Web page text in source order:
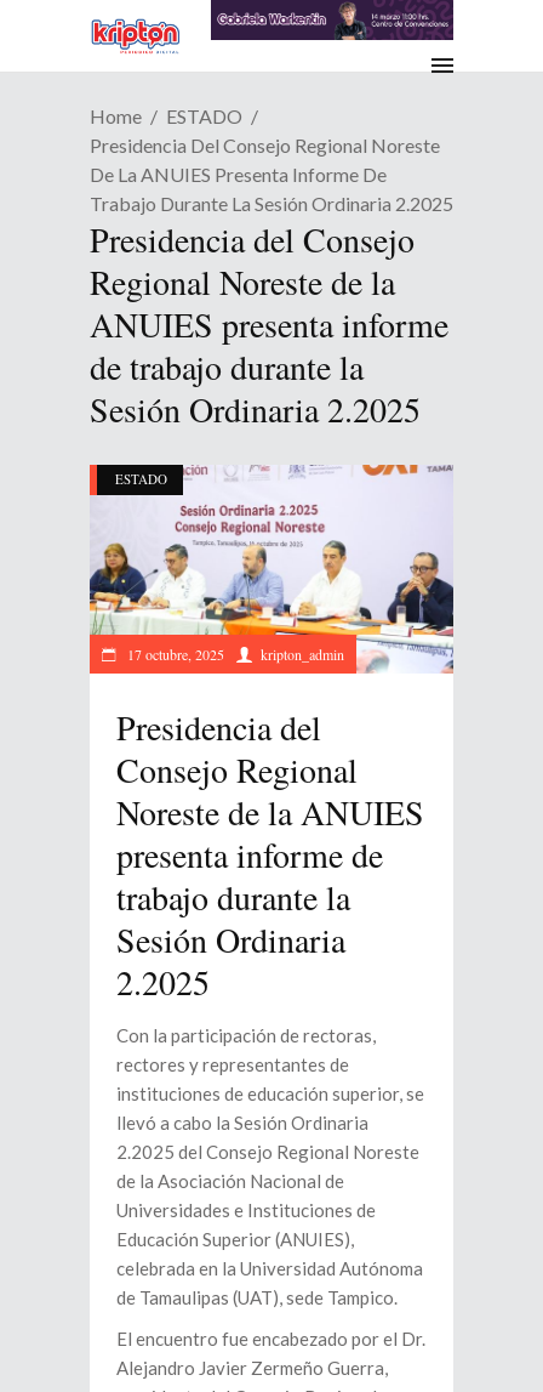
Home
ESTADO
Presidencia Del Consejo Regional Noreste
De La ANUIES Presenta Informe De
Trabajo Durante La Sesión Ordinaria 2.2025
Presidencia del Consejo
Regional Noreste de la
ANUIES presenta informe
de trabajo durante la
Sesión Ordinaria 2.2025
ESTADO
17 octubre, 2025 kripton_admin
Presidencia del
Consejo Regional
Noreste de la ANUIES
presenta informe de
trabajo durante la
Sesión Ordinaria
2.2025
Con la participación de rectoras,
rectores y representantes de
instituciones de educación superior, se
llevó a cabo la Sesión Ordinaria
2.2025 del Consejo Regional Noreste
de la Asociación Nacional de
Universidades e Instituciones de
Educación Superior (ANUIES),
celebrada en la Universidad Autónoma
de Tamaulipas (UAT), sede Tampico.
El encuentro fue encabezado por el Dr.
Alejandro Javier Zermeño Guerra,